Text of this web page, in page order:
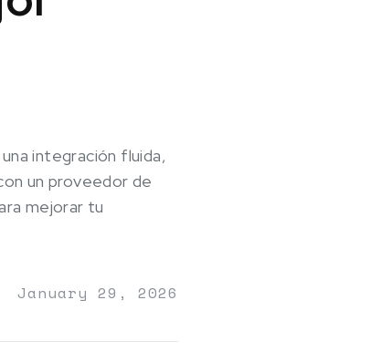
integración fluida,
un proveedor de
mejorar tu
January 29, 2026